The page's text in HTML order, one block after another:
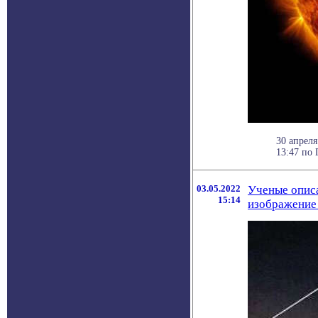
30
13:47 по
03.05.2022
15:14
Ученые
изображение